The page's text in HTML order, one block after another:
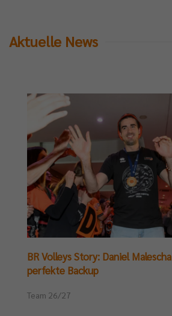
Aktuelle News
BR Volleys Story: Daniel
perfekte Backup
Team 26/27